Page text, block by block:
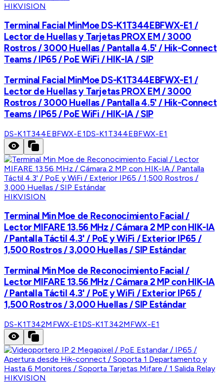
HIKVISION
Terminal Facial MinMoe DS-K1T344EBFWX-E1 /
Lector de Huellas y Tarjetas PROX EM / 3000
Rostros / 3000 Huellas / Pantalla 4.5' / Hik-Connect
Teams / IP65 / PoE WiFi / HIK-IA / SIP
Terminal Facial MinMoe DS-K1T344EBFWX-E1 /
Lector de Huellas y Tarjetas PROX EM / 3000
Rostros / 3000 Huellas / Pantalla 4.5' / Hik-Connect
Teams / IP65 / PoE WiFi / HIK-IA / SIP
DS-K1T344EBFWX-E1DS-K1T344EBFWX-E1
HIKVISION
Terminal Min Moe de Reconocimiento Facial /
Lector MIFARE 13.56 MHz / Cámara 2 MP con HIK-IA
/ Pantalla Táctil 4.3' / PoE y WiFi / Exterior IP65 /
1,500 Rostros / 3,000 Huellas / SIP Estándar
Terminal Min Moe de Reconocimiento Facial /
Lector MIFARE 13.56 MHz / Cámara 2 MP con HIK-IA
/ Pantalla Táctil 4.3' / PoE y WiFi / Exterior IP65 /
1,500 Rostros / 3,000 Huellas / SIP Estándar
DS-K1T342MFWX-E1 DS-K1T342MFWX-E1
HIKVISION